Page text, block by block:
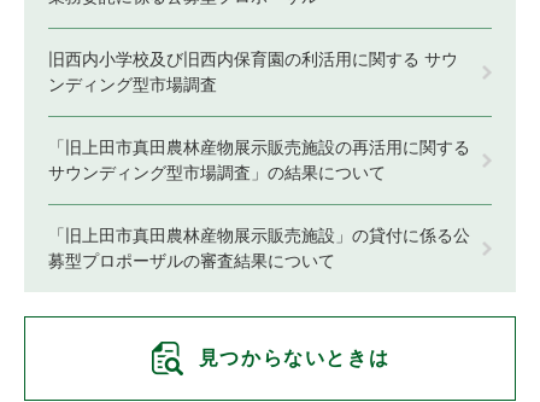
旧西内小学校及び旧西内保育園の利活用に関する サウ
ンディング型市場調査
「旧上田市真田農林産物展示販売施設の再活用に関する
サウンディング型市場調査」の結果について
「旧上田市真田農林産物展示販売施設」の貸付に係る公
募型プロポーザルの審査結果について
見つからないときは